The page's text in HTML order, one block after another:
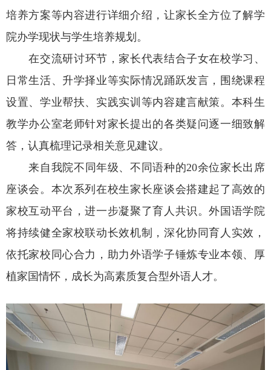
培养方案等内容进行详细介绍，让家长全方位了解学
院办学现状与学生培养规划。
在交流研讨环节，家长代表结合子女在校学习、
日常生活、升学择业等实际情况踊跃发言，围绕课程
设置、学业帮扶、实践实训等内容建言献策。本科生
教学办公室老师针对家长提出的各类疑问逐一细致解
答，认真梳理记录相关意见建议。
来自我院不同年级、不同语种的20余位家长出席
座谈会。本次系列在校生家长座谈会搭建起了高效的
家校互动平台，进一步凝聚了育人共识。外国语学院
将持续健全家校联动长效机制，深化协同育人实效，
依托家校同心合力，助力外语学子锤炼专业本领、厚
植家国情怀，成长为高素质复合型外语人才。